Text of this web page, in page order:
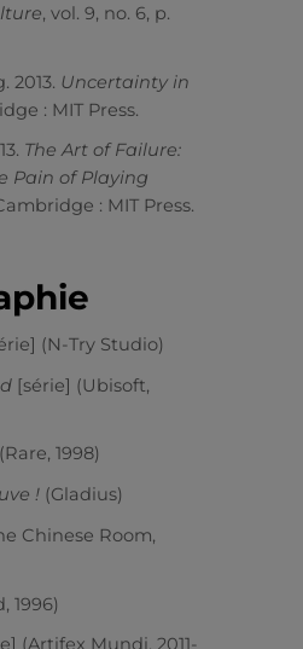
, vol. 9, no. 6, p.
2013. Uncertainty in
: MIT Press.
The Art of Failure:
Pain of Playing
: MIT Press.
(N-Try Studio)
[série] (Ubisoft,
(Rare, 1998)
! (Gladius)
Chinese Room,
1996)
(Artifex Mundi, 2011-